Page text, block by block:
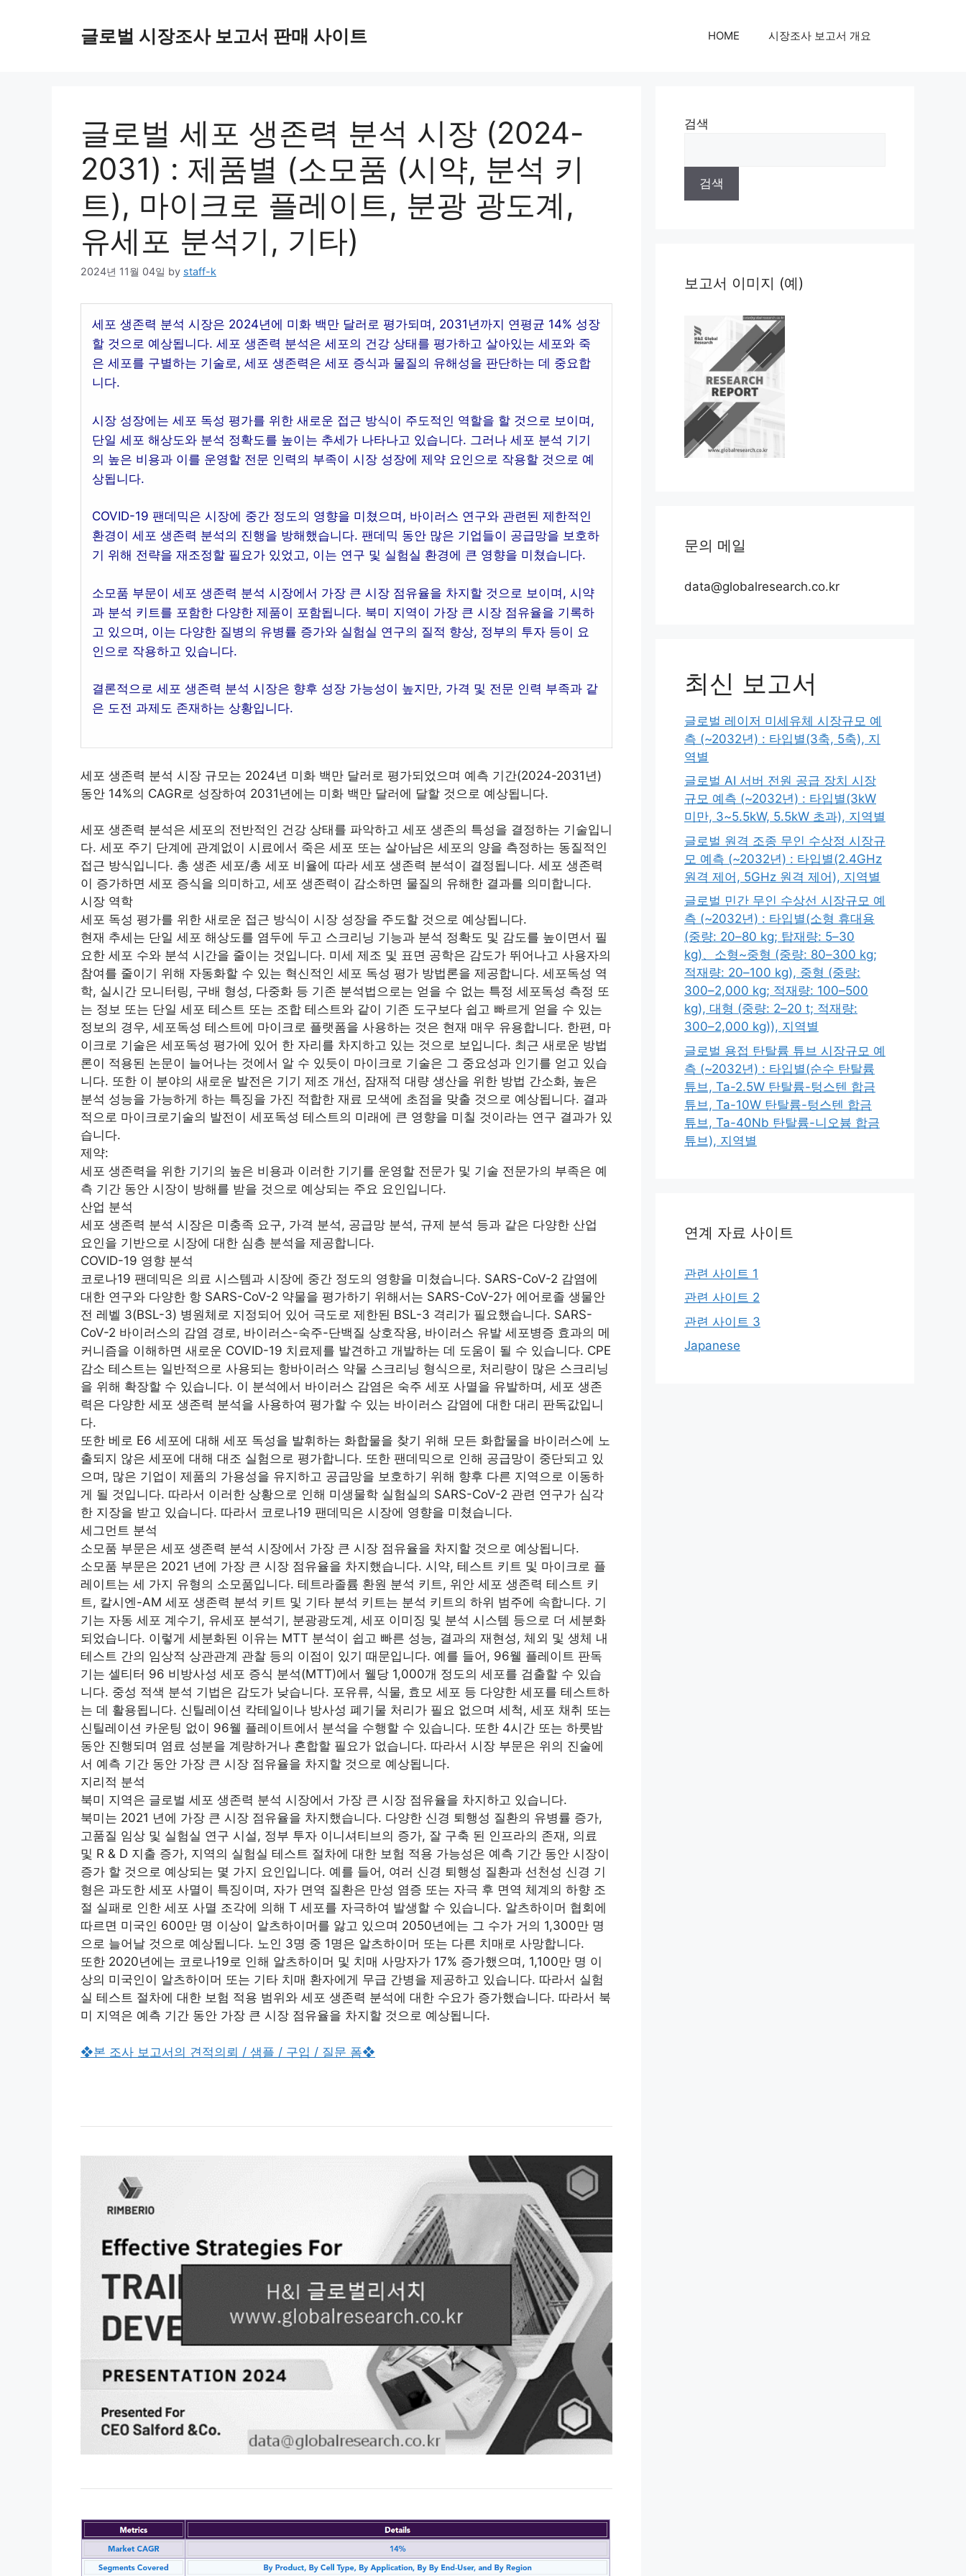
글로벌 시장조사 보고서 판매 사이트 HOME 시장조사 보고서 개요
글로벌 세포 생존력 분석 시장 (2024-
2031) : 제품별 (소모품 (시약, 분석 키
트), 마이크로 플레이트, 분광 광도계,
유세포 분석기, 기타)
2024년 11월 04일 by staff-k
세포 생존력 분석 시장은 2024년에 미화 백만 달러로 평가되며, 2031년까지 연평균 14% 성장
할 것으로 예상됩니다. 세포 생존력 분석은 세포의 건강 상태를 평가하고 살아있는 세포와 죽
은 세포를 구별하는 기술로, 세포 생존력은 세포 증식과 물질의 유해성을 판단하는 데 중요합
니다.
시장 성장에는 세포 독성 평가를 위한 새로운 접근 방식이 주도적인 역할을 할 것으로 보이며,
단일 세포 해상도와 분석 정확도를 높이는 추세가 나타나고 있습니다. 그러나 세포 분석 기기
의 높은 비용과 이를 운영할 전문 인력의 부족이 시장 성장에 제약 요인으로 작용할 것으로 예
상됩니다.
COVID-19 팬데믹은 시장에 중간 정도의 영향을 미쳤으며, 바이러스 연구와 관련된 제한적인
환경이 세포 생존력 분석의 진행을 방해했습니다. 팬데믹 동안 많은 기업들이 공급망을 보호하
기 위해 전략을 재조정할 필요가 있었고, 이는 연구 및 실험실 환경에 큰 영향을 미쳤습니다.
소모품 부문이 세포 생존력 분석 시장에서 가장 큰 시장 점유율을 차지할 것으로 보이며, 시약
과 분석 키트를 포함한 다양한 제품이 포함됩니다. 북미 지역이 가장 큰 시장 점유율을 기록하
고 있으며, 이는 다양한 질병의 유병률 증가와 실험실 연구의 질적 향상, 정부의 투자 등이 요
인으로 작용하고 있습니다.
결론적으로 세포 생존력 분석 시장은 향후 성장 가능성이 높지만, 가격 및 전문 인력 부족과 같
은 도전 과제도 존재하는 상황입니다.
세포 생존력 분석 시장 규모는 2024년 미화 백만 달러로 평가되었으며 예측 기간(2024-2031년)
동안 14%의 CAGR로 성장하여 2031년에는 미화 백만 달러에 달할 것으로 예상됩니다.
세포 생존력 분석은 세포의 전반적인 건강 상태를 파악하고 세포 생존의 특성을 결정하는 기술입니
다. 세포 주기 단계에 관계없이 시료에서 죽은 세포 또는 살아남은 세포의 양을 측정하는 동질적인
접근 방식입니다. 총 생존 세포/총 세포 비율에 따라 세포 생존력 분석이 결정됩니다. 세포 생존력
이 증가하면 세포 증식을 의미하고, 세포 생존력이 감소하면 물질의 유해한 결과를 의미합니다.
시장 역학
세포 독성 평가를 위한 새로운 접근 방식이 시장 성장을 주도할 것으로 예상됩니다.
현재 추세는 단일 세포 해상도를 염두에 두고 스크리닝 기능과 분석 정확도 및 감도를 높이면서 필
요한 세포 수와 분석 시간을 줄이는 것입니다. 미세 제조 및 표면 공학은 감도가 뛰어나고 사용자의
참여를 줄이기 위해 자동화할 수 있는 혁신적인 세포 독성 평가 방법론을 제공합니다. 세포독성 역
학, 실시간 모니터링, 구배 형성, 다중화 등 기존 분석법으로는 얻을 수 없는 특정 세포독성 측정 또
는 정보 또는 단일 세포 테스트 또는 조합 테스트와 같이 기존 도구보다 쉽고 빠르게 얻을 수 있는
정보의 경우, 세포독성 테스트에 마이크로 플랫폼을 사용하는 것은 현재 매우 유용합니다. 한편, 마
이크로 기술은 세포독성 평가에 있어 한 자리를 차지하고 있는 것으로 보입니다. 최근 새로운 방법
론이 적용된 논문이 늘어나는 것에서 알 수 있듯이 마이크로 기술은 그 중요성과 인기를 얻고 있습
니다. 또한 이 분야의 새로운 발전은 기기 제조 개선, 잠재적 대량 생산을 위한 방법 간소화, 높은
분석 성능을 가능하게 하는 특징을 가진 적합한 재료 모색에 초점을 맞출 것으로 예상됩니다. 결과
적으로 마이크로기술의 발전이 세포독성 테스트의 미래에 큰 영향을 미칠 것이라는 연구 결과가 있
습니다.
제약:
세포 생존력을 위한 기기의 높은 비용과 이러한 기기를 운영할 전문가 및 기술 전문가의 부족은 예
측 기간 동안 시장이 방해를 받을 것으로 예상되는 주요 요인입니다.
산업 분석
세포 생존력 분석 시장은 미충족 요구, 가격 분석, 공급망 분석, 규제 분석 등과 같은 다양한 산업
요인을 기반으로 시장에 대한 심층 분석을 제공합니다.
COVID-19 영향 분석
코로나19 팬데믹은 의료 시스템과 시장에 중간 정도의 영향을 미쳤습니다. SARS-CoV-2 감염에
대한 연구와 다양한 항 SARS-CoV-2 약물을 평가하기 위해서는 SARS-CoV-2가 에어로졸 생물안
전 레벨 3(BSL-3) 병원체로 지정되어 있어 극도로 제한된 BSL-3 격리가 필요했습니다. SARS-
CoV-2 바이러스의 감염 경로, 바이러스-숙주-단백질 상호작용, 바이러스 유발 세포병증 효과의 메
커니즘을 이해하면 새로운 COVID-19 치료제를 발견하고 개발하는 데 도움이 될 수 있습니다. CPE
감소 테스트는 일반적으로 사용되는 항바이러스 약물 스크리닝 형식으로, 처리량이 많은 스크리닝
을 위해 확장할 수 있습니다. 이 분석에서 바이러스 감염은 숙주 세포 사멸을 유발하며, 세포 생존
력은 다양한 세포 생존력 분석을 사용하여 평가할 수 있는 바이러스 감염에 대한 대리 판독값입니
다.
또한 베로 E6 세포에 대해 세포 독성을 발휘하는 화합물을 찾기 위해 모든 화합물을 바이러스에 노
출되지 않은 세포에 대해 대조 실험으로 평가합니다. 또한 팬데믹으로 인해 공급망이 중단되고 있
으며, 많은 기업이 제품의 가용성을 유지하고 공급망을 보호하기 위해 향후 다른 지역으로 이동하
게 될 것입니다. 따라서 이러한 상황으로 인해 미생물학 실험실의 SARS-CoV-2 관련 연구가 심각
한 지장을 받고 있습니다. 따라서 코로나19 팬데믹은 시장에 영향을 미쳤습니다.
세그먼트 분석
소모품 부문은 세포 생존력 분석 시장에서 가장 큰 시장 점유율을 차지할 것으로 예상됩니다.
소모품 부문은 2021 년에 가장 큰 시장 점유율을 차지했습니다. 시약, 테스트 키트 및 마이크로 플
레이트는 세 가지 유형의 소모품입니다. 테트라졸륨 환원 분석 키트, 위안 세포 생존력 테스트 키
트, 칼시엔-AM 세포 생존력 분석 키트 및 기타 분석 키트는 분석 키트의 하위 범주에 속합니다. 기
기는 자동 세포 계수기, 유세포 분석기, 분광광도계, 세포 이미징 및 분석 시스템 등으로 더 세분화
되었습니다. 이렇게 세분화된 이유는 MTT 분석이 쉽고 빠른 성능, 결과의 재현성, 체외 및 생체 내
테스트 간의 임상적 상관관계 관찰 등의 이점이 있기 때문입니다. 예를 들어, 96웰 플레이트 판독
기는 셀티터 96 비방사성 세포 증식 분석(MTT)에서 웰당 1,000개 정도의 세포를 검출할 수 있습
니다. 중성 적색 분석 기법은 감도가 낮습니다. 포유류, 식물, 효모 세포 등 다양한 세포를 테스트하
는 데 활용됩니다. 신틸레이션 칵테일이나 방사성 폐기물 처리가 필요 없으며 세척, 세포 채취 또는
신틸레이션 카운팅 없이 96웰 플레이트에서 분석을 수행할 수 있습니다. 또한 4시간 또는 하룻밤
동안 진행되며 염료 성분을 계량하거나 혼합할 필요가 없습니다. 따라서 시장 부문은 위의 진술에
서 예측 기간 동안 가장 큰 시장 점유율을 차지할 것으로 예상됩니다.
지리적 분석
북미 지역은 글로벌 세포 생존력 분석 시장에서 가장 큰 시장 점유율을 차지하고 있습니다.
북미는 2021 년에 가장 큰 시장 점유율을 차지했습니다. 다양한 신경 퇴행성 질환의 유병률 증가,
고품질 임상 및 실험실 연구 시설, 정부 투자 이니셔티브의 증가, 잘 구축 된 인프라의 존재, 의료
및 R & D 지출 증가, 지역의 실험실 테스트 절차에 대한 보험 적용 가능성은 예측 기간 동안 시장이
증가 할 것으로 예상되는 몇 가지 요인입니다. 예를 들어, 여러 신경 퇴행성 질환과 선천성 신경 기
형은 과도한 세포 사멸이 특징이며, 자가 면역 질환은 만성 염증 또는 자극 후 면역 체계의 하향 조
절 실패로 인한 세포 사멸 조각에 의해 T 세포를 자극하여 발생할 수 있습니다. 알츠하이머 협회에
따르면 미국인 600만 명 이상이 알츠하이머를 앓고 있으며 2050년에는 그 수가 거의 1,300만 명
으로 늘어날 것으로 예상됩니다. 노인 3명 중 1명은 알츠하이머 또는 다른 치매로 사망합니다.
또한 2020년에는 코로나19로 인해 알츠하이머 및 치매 사망자가 17% 증가했으며, 1,100만 명 이
상의 미국인이 알츠하이머 또는 기타 치매 환자에게 무급 간병을 제공하고 있습니다. 따라서 실험
실 테스트 절차에 대한 보험 적용 범위와 세포 생존력 분석에 대한 수요가 증가했습니다. 따라서 북
미 지역은 예측 기간 동안 가장 큰 시장 점유율을 차지할 것으로 예상됩니다.
❖본 조사 보고서의 견적의뢰 / 샘플 / 구입 / 질문 폼❖
검색
검색
보고서 이미지 (예)
문의 메일
data@globalresearch.co.kr
최신 보고서
글로벌 레이저 미세유체 시장규모 예
측 (~2032년) : 타입별(3축, 5축), 지
역별
글로벌 AI 서버 전원 공급 장치 시장
규모 예측 (~2032년) : 타입별(3kW
미만, 3~5.5kW, 5.5kW 초과), 지역별
글로벌 원격 조종 무인 수상정 시장규
모 예측 (~2032년) : 타입별(2.4GHz
원격 제어, 5GHz 원격 제어), 지역별
글로벌 민간 무인 수상선 시장규모 예
측 (~2032년) : 타입별(소형 휴대용
(중량: 20–80 kg; 탑재량: 5–30
kg)、소형~중형 (중량: 80–300 kg;
적재량: 20–100 kg), 중형 (중량:
300–2,000 kg; 적재량: 100–500
kg), 대형 (중량: 2–20 t; 적재량:
300–2,000 kg)), 지역별
글로벌 용접 탄탈륨 튜브 시장규모 예
측 (~2032년) : 타입별(순수 탄탈륨
튜브, Ta-2.5W 탄탈륨-텅스텐 합금
튜브, Ta-10W 탄탈륨-텅스텐 합금
튜브, Ta-40Nb 탄탈륨-니오븀 합금
튜브), 지역별
연계 자료 사이트
관련 사이트 1
관련 사이트 2
관련 사이트 3
Japanese